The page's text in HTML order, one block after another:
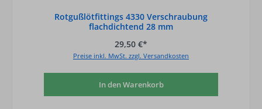
Rotgußlötfittings 4330 Verschraubung
flachdichtend 28 mm
29,50 €*
Preise inkl. MwSt. zzgl. Versandkosten
In den Warenkorb